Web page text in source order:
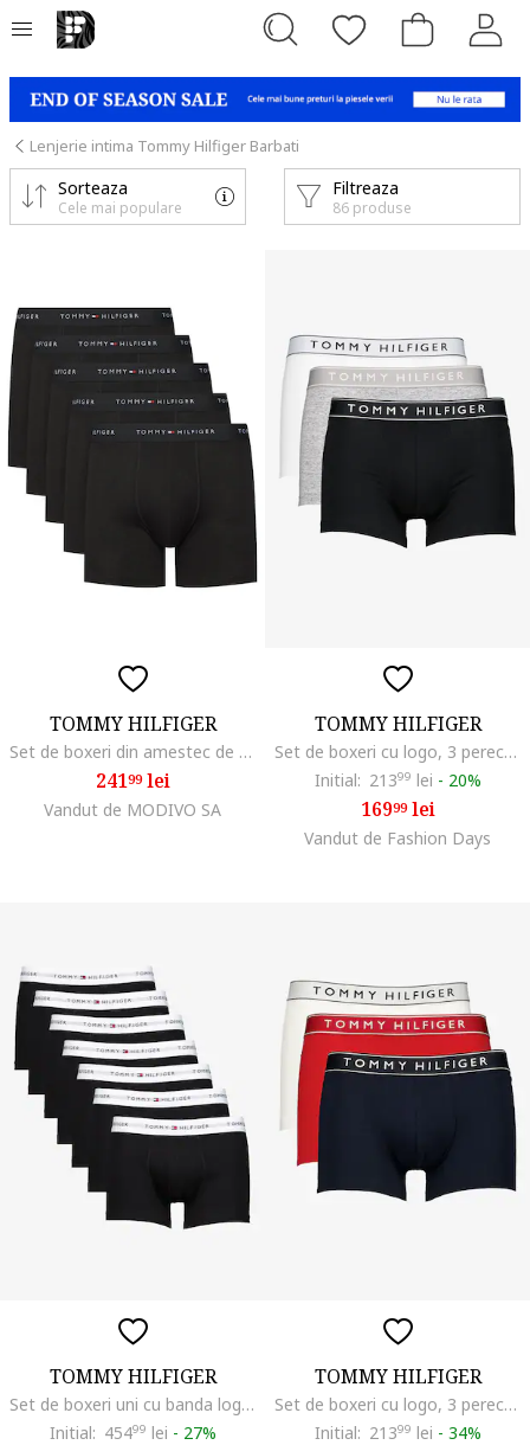
Lenjerie intima Tommy Hilfiger Barbati
Filtreaza
86 produse
Sorteaza
Cele mai populare
TOMMY HILFIGER
Set de boxeri din amestec de bumbac cu banda logo in talie
24199lei
Vandut de MODIVO SA
TOMMY HILFIGER
Set de boxeri cu logo, 3 perechi, Gri/Alb arctic/Negru antracit
Initial: 21399 lei - 20%
16999lei
Vandut de Fashion Days
TOMMY HILFIGER
Set de boxeri uni cu banda logo in talie - 7 perechi, Black Onyx
Initial: 45499 lei - 27%
TOMMY HILFIGER
Set de boxeri cu logo, 3 perechi, Alb/Rosu cireasa/Bleumarin stins
Initial: 21399 lei - 34%